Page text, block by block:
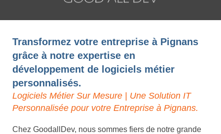
Transformez votre entreprise à Pignans
grâce à notre expertise en
développement de logiciels métier
personnalisés.
Logiciels Métier Sur Mesure | Une Solution IT
Personnalisée pour votre Entreprise à Pignans.
Chez GoodallDev, nous sommes fiers de notre grande